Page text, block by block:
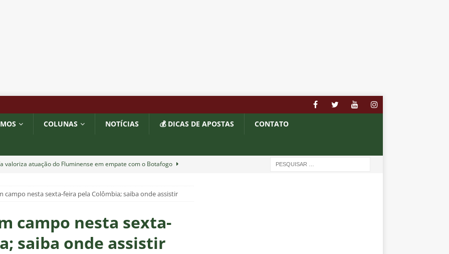
COLUNAS NOTÍCIAS 💰 DICAS DE APOSTAS CONTATO
valoriza atuação do Fluminense em empate com o Botafogo
13 jogos pelo Fluminense e não pode mais defender
Veja os melhores momentos do empate entre Botafogo e
campo nesta sexta-feira pela Colômbia; saiba onde assistir
campo nesta sexta-
saiba onde assistir